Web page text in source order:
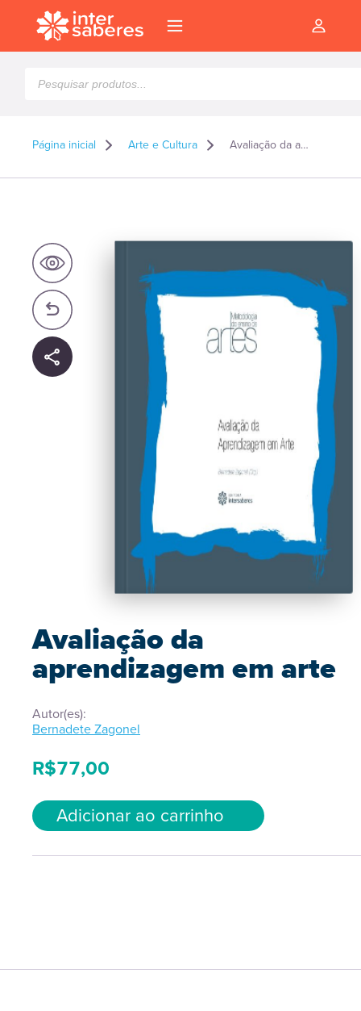
produtos
Página inicial Arte e Cultura Avaliação da aprendizagem em arte
Avaliação da
aprendizagem em arte
Autor(es):
Bernadete Zagonel
R$77,00
Adicionar ao carrinho